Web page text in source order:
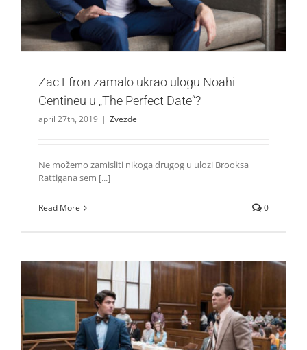
Zac Efron zamalo ukrao ulogu Noahi
Centineu u „The Perfect Date“?
april 27th, 2019 | Zvezde
Ne možemo zamisliti nikoga drugog u ulozi Brooksa
Rattigana sem [...]
Read More 0